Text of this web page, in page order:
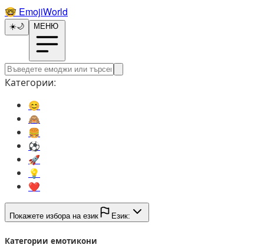
🤓️ EmojiWorld
☀️🌙 МЕНЮ
Категории:
😊️
🙈️
🍔️
⚽️
🚀️
💡️
❤️
Покажете избора на език Език:
Категории емотикони